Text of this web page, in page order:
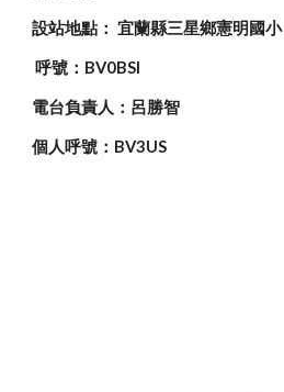
設站地點： 宜蘭縣三星鄉憲明國小
呼號：BV0BSI
電台負責人：呂勝智
個人呼號：BV3US